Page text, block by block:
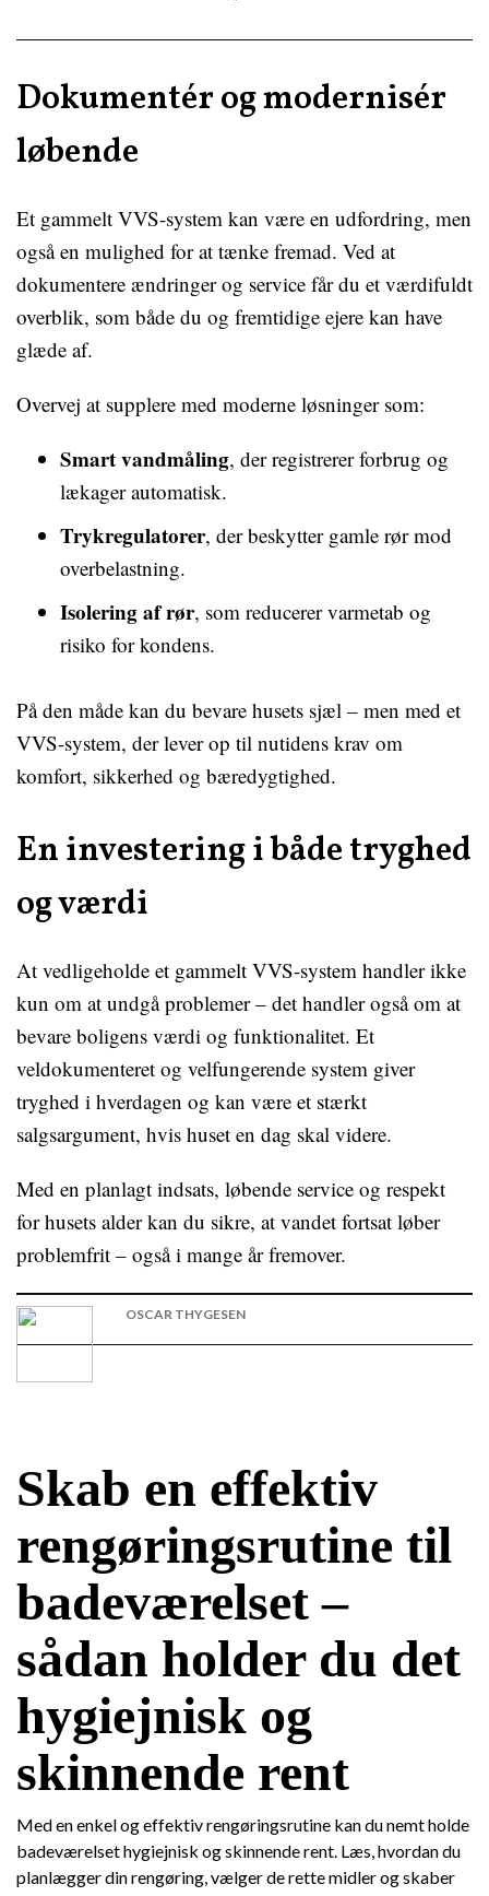
Dokumentér og modernisér
løbende
Et gammelt VVS-system kan være en udfordring, men
også en mulighed for at tænke fremad. Ved at
dokumentere ændringer og service får du et værdifuldt
overblik, som både du og fremtidige ejere kan have
glæde af.
Overvej at supplere med moderne løsninger som:
Smart vandmåling, der registrerer forbrug og
lækager automatisk.
Trykregulatorer, der beskytter gamle rør mod
overbelastning.
Isolering af rør, som reducerer varmetab og
risiko for kondens.
På den måde kan du bevare husets sjæl – men med et
VVS-system, der lever op til nutidens krav om
komfort, sikkerhed og bæredygtighed.
En investering i både tryghed
og værdi
At vedligeholde et gammelt VVS-system handler ikke
kun om at undgå problemer – det handler også om at
bevare boligens værdi og funktionalitet. Et
veldokumenteret og velfungerende system giver
tryghed i hverdagen og kan være et stærkt
salgsargument, hvis huset en dag skal videre.
Med en planlagt indsats, løbende service og respekt
for husets alder kan du sikre, at vandet fortsat løber
problemfrit – også i mange år fremover.
OSCAR THYGESEN
Skab en effektiv
rengøringsrutine til
badeværelset –
sådan holder du det
hygiejnisk og
skinnende rent
Med en enkel og effektiv rengøringsrutine kan du nemt holde
badeværelset hygiejnisk og skinnende rent. Læs, hvordan du
planlægger din rengøring, vælger de rette midler og skaber